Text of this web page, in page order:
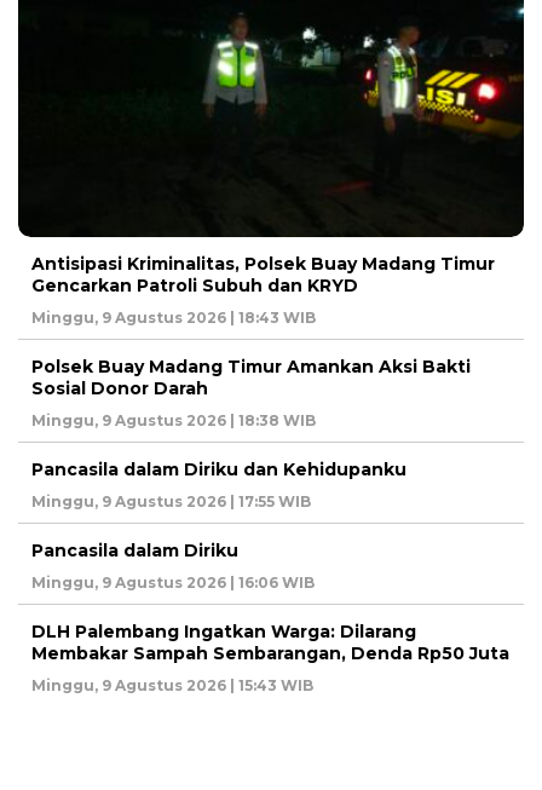
Antisipasi Kriminalitas, Polsek Buay Madang Timur
Gencarkan Patroli Subuh dan KRYD
Minggu, 9 Agustus 2026 | 18:43 WIB
Polsek Buay Madang Timur Amankan Aksi Bakti
Sosial Donor Darah
Minggu, 9 Agustus 2026 | 18:38 WIB
Pancasila dalam Diriku dan Kehidupanku
Minggu, 9 Agustus 2026 | 17:55 WIB
Pancasila dalam Diriku
Minggu, 9 Agustus 2026 | 16:06 WIB
DLH Palembang Ingatkan Warga: Dilarang
Membakar Sampah Sembarangan, Denda Rp50 Juta
Minggu, 9 Agustus 2026 | 15:43 WIB